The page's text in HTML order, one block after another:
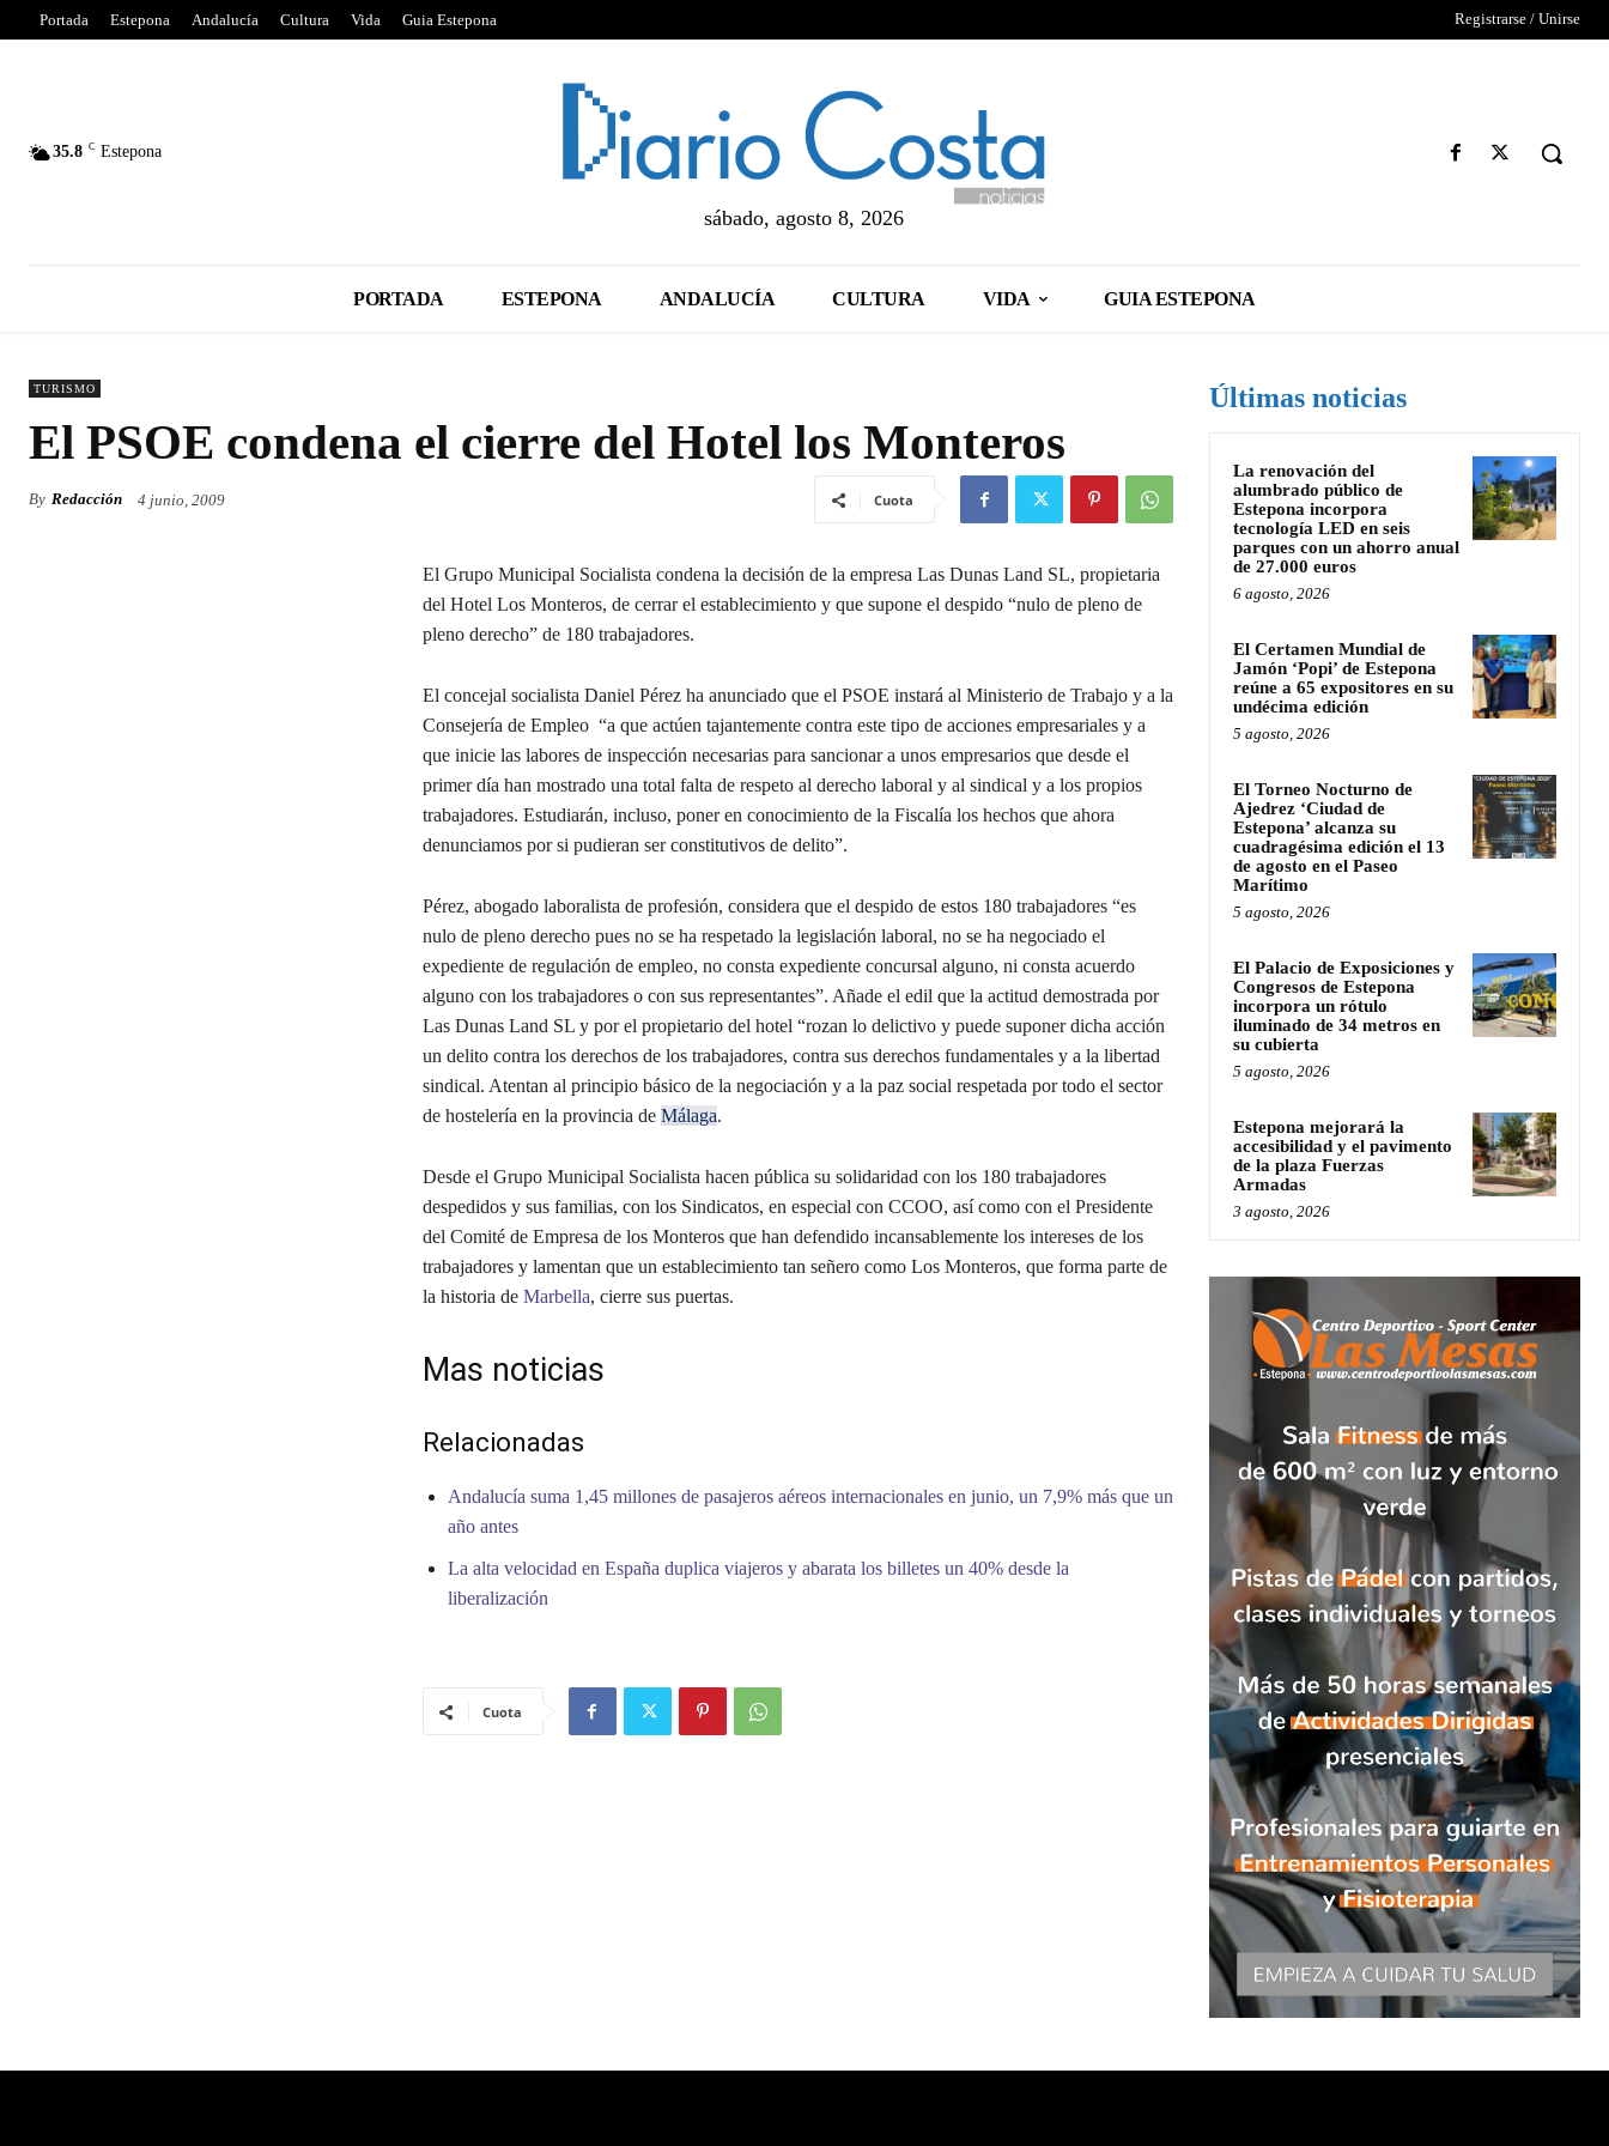
Portada Estepona Andalucía Cultura Vida Guia Estepona Registrarse / Unirse
35.8 C Estepona
sábado, agosto 8, 2026
PORTADA ESTEPONA ANDALUCÍA CULTURA VIDA GUIA ESTEPONA
TURISMO
El PSOE condena el cierre del Hotel los Monteros
By Redacción 4 junio, 2009 Cuota
El Grupo Municipal Socialista condena la decisión de la empresa Las Dunas Land SL, propietaria
del Hotel Los Monteros, de cerrar el establecimiento y que supone el despido “nulo de pleno de
pleno derecho” de 180 trabajadores.
El concejal socialista Daniel Pérez ha anunciado que el PSOE instará al Ministerio de Trabajo y a la
Consejería de Empleo “a que actúen tajantemente contra este tipo de acciones empresariales y a
que inicie las labores de inspección necesarias para sancionar a unos empresarios que desde el
primer día han mostrado una total falta de respeto al derecho laboral y al sindical y a los propios
trabajadores. Estudiarán, incluso, poner en conocimiento de la Fiscalía los hechos que ahora
denunciamos por si pudieran ser constitutivos de delito”.
Pérez, abogado laboralista de profesión, considera que el despido de estos 180 trabajadores “es
nulo de pleno derecho pues no se ha respetado la legislación laboral, no se ha negociado el
expediente de regulación de empleo, no consta expediente concursal alguno, ni consta acuerdo
alguno con los trabajadores o con sus representantes”. Añade el edil que la actitud demostrada por
Las Dunas Land SL y por el propietario del hotel “rozan lo delictivo y puede suponer dicha acción
un delito contra los derechos de los trabajadores, contra sus derechos fundamentales y a la libertad
sindical. Atentan al principio básico de la negociación y a la paz social respetada por todo el sector
de hostelería en la provincia de Málaga.
Desde el Grupo Municipal Socialista hacen pública su solidaridad con los 180 trabajadores
despedidos y sus familias, con los Sindicatos, en especial con CCOO, así como con el Presidente
del Comité de Empresa de los Monteros que han defendido incansablemente los intereses de los
trabajadores y lamentan que un establecimiento tan señero como Los Monteros, que forma parte de
la historia de Marbella, cierre sus puertas.
Mas noticias
Relacionadas
Andalucía suma 1,45 millones de pasajeros aéreos internacionales en junio, un 7,9% más que un
año antes
La alta velocidad en España duplica viajeros y abarata los billetes un 40% desde la
liberalización
Cuota
Últimas noticias
La renovación del
alumbrado público de
Estepona incorpora
tecnología LED en seis
parques con un ahorro anual
de 27.000 euros
6 agosto, 2026
El Certamen Mundial de
Jamón ‘Popi’ de Estepona
reúne a 65 expositores en su
undécima edición
5 agosto, 2026
El Torneo Nocturno de
Ajedrez ‘Ciudad de
Estepona’ alcanza su
cuadragésima edición el 13
de agosto en el Paseo
Marítimo
5 agosto, 2026
El Palacio de Exposiciones y
Congresos de Estepona
incorpora un rótulo
iluminado de 34 metros en
su cubierta
5 agosto, 2026
Estepona mejorará la
accesibilidad y el pavimento
de la plaza Fuerzas
Armadas
3 agosto, 2026